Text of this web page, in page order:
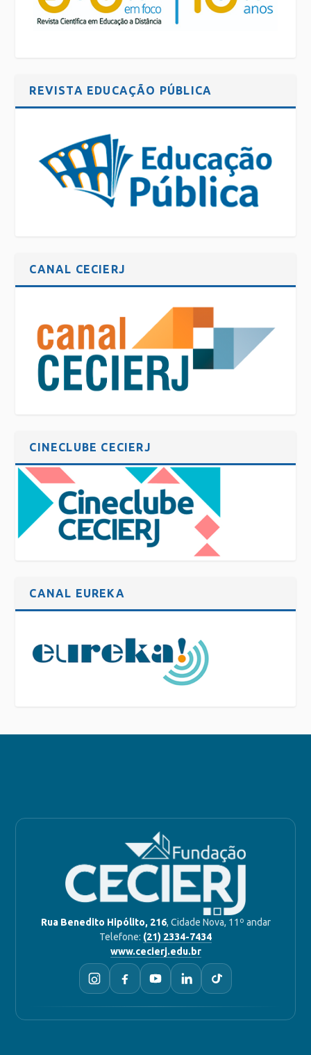
REVISTA EDUCAÇÃO PÚBLICA
CANAL CECIERJ
CINECLUBE CECIERJ
CANAL EUREKA
Rua Benedito Hipólito, 216, Cidade Nova, 11º andar
Telefone: (21) 2334-7434
www.cecierj.edu.br